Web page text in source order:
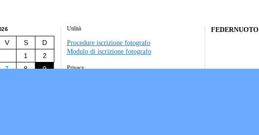
V S
D
1
2
7 8
9
Utilità
Procedure iscrizione fotografo
Modulo di iscrizione fotografo
Privacy
FEDERNUOTO